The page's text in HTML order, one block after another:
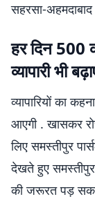
सहरसा-
हर दिन 500
व्यापारी भी
व्यापारियों का
आएगी . खासकर
लिए समस्तीपुर
देखते हुए
की जरूरत पड़